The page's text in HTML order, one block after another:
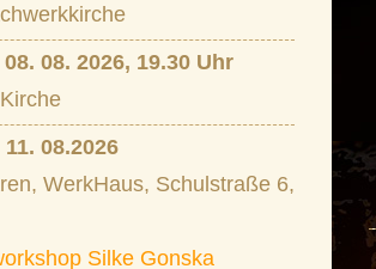
08. 2026, 19.30 Uhr
08.2026
WerkHaus, Schulstraße 6,
Silke Gonska